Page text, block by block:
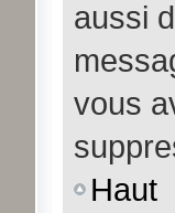
aussi
vous
Haut